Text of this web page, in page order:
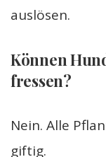
auslösen.
Können
fressen?
Nein. Alle
giftig.